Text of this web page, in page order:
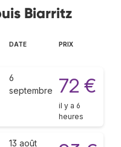
Biarritz
DATE PRIX
6
septembre
72 €
il y a 6
heures
13 août